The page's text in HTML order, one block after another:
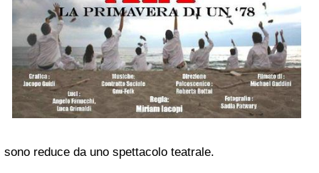
sono reduce da uno spettacolo teatrale.